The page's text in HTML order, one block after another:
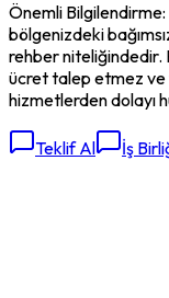
Önemli
bölgenizdeki
rehber niteliğindedir.
ücret talep etmez ve
hizmetlerden dolayı
Teklif Al İş